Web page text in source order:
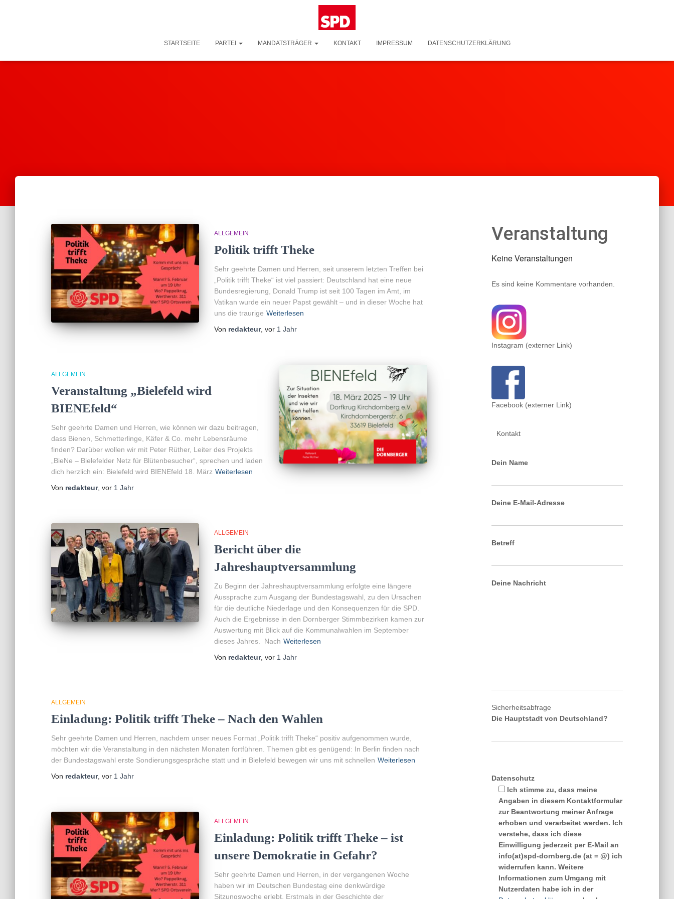
STARTSEITE PARTEI MANDATSTRÄGER KONTAKT IMPRESSUM DATENSCHUTZERKLÄRUNG
ALLGEMEIN
Politik trifft Theke
Sehr geehrte Damen und Herren, seit unserem letzten Treffen bei
„Politik trifft Theke“ ist viel passiert: Deutschland hat eine neue
Bundesregierung, Donald Trump ist seit 100 Tagen im Amt, im
Vatikan wurde ein neuer Papst gewählt – und in dieser Woche hat
uns die traurige Weiterlesen
Von redakteur, vor 1 Jahr
ALLGEMEIN
Veranstaltung „Bielefeld wird
BIENEfeld“
Sehr geehrte Damen und Herren, wie können wir dazu beitragen,
dass Bienen, Schmetterlinge, Käfer & Co. mehr Lebensräume
finden? Darüber wollen wir mit Peter Rüther, Leiter des Projekts
„BieNe – Bielefelder Netz für Blütenbesucher“, sprechen und laden
dich herzlich ein: Bielefeld wird BIENEfeld 18. März Weiterlesen
Von redakteur, vor 1 Jahr
ALLGEMEIN
Bericht über die
Jahreshauptversammlung
Zu Beginn der Jahreshauptversammlung erfolgte eine längere
Aussprache zum Ausgang der Bundestagswahl, zu den Ursachen
für die deutliche Niederlage und den Konsequenzen für die SPD.
Auch die Ergebnisse in den Dornberger Stimmbezirken kamen zur
Auswertung mit Blick auf die Kommunalwahlen im September
dieses Jahres. Nach Weiterlesen
Von redakteur, vor 1 Jahr
ALLGEMEIN
Einladung: Politik trifft Theke – Nach den Wahlen
Sehr geehrte Damen und Herren, nachdem unser neues Format „Politik trifft Theke“ positiv aufgenommen wurde,
möchten wir die Veranstaltung in den nächsten Monaten fortführen. Themen gibt es genügend: In Berlin finden nach
der Bundestagswahl erste Sondierungsgespräche statt und in Bielefeld bewegen wir uns mit schnellen Weiterlesen
Von redakteur, vor 1 Jahr
ALLGEMEIN
Einladung: Politik trifft Theke – ist
unsere Demokratie in Gefahr?
Sehr geehrte Damen und Herren, in der vergangenen Woche
haben wir im Deutschen Bundestag eine denkwürdige
Sitzungswoche erlebt. Erstmals in der Geschichte der
Veranstaltung
Keine Veranstaltungen
Es sind keine Kommentare vorhanden.
Instagram (externer Link)
Facebook (externer Link)
Kontakt
Dein Name
Deine E-Mail-Adresse
Betreff
Deine Nachricht
Sicherheitsabfrage
Die Hauptstadt von Deutschland?
Datenschutz
Ich stimme zu, dass meine
Angaben in diesem Kontaktformular
zur Beantwortung meiner Anfrage
erhoben und verarbeitet werden. Ich
verstehe, dass ich diese
Einwilligung jederzeit per E-Mail an
info(at)spd-dornberg.de (at = @) ich
widerrufen kann. Weitere
Informationen zum Umgang mit
Nutzerdaten habe ich in der